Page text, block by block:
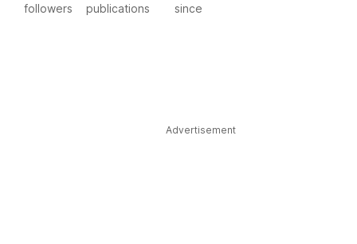
followers publications since
Advertisement